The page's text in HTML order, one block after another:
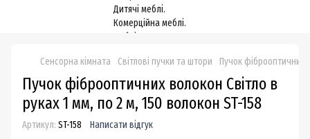
Сенсорна кімната Світлові пучки та штори Пучок фіброоптичних
Пучок фіброоптичних волокон Світло в
руках 1 мм, по 2 м, 150 волокон ST-158
Артикул: ST-158 Написати відгук